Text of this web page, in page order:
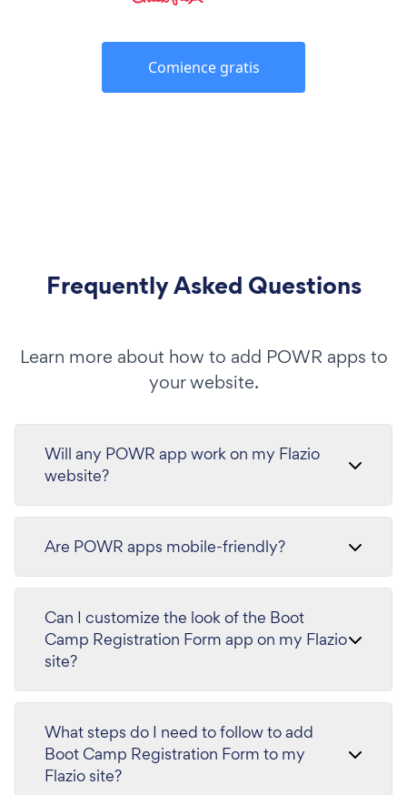
Comience gratis
Frequently Asked Questions
Learn more about how to add POWR apps to
your website.
Will any POWR app work on my Flazio
website?
Are POWR apps mobile-friendly?
Can I customize the look of the Boot
Camp Registration Form app on my Flazio
site?
What steps do I need to follow to add
Boot Camp Registration Form to my
Flazio site?